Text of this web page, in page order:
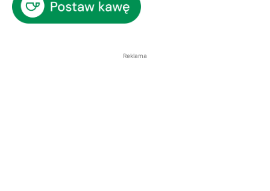
Reklama